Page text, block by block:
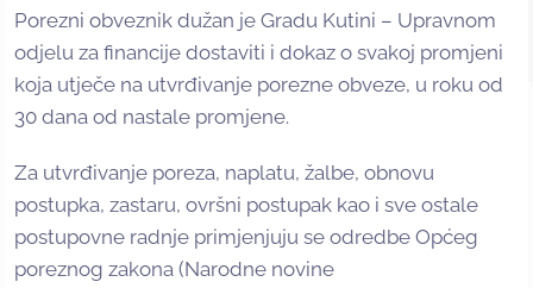
Porezni obveznik dužan je Gradu Kutini – Upravnom
odjelu za financije dostaviti i dokaz o svakoj promjeni
koja utječe na utvrđivanje porezne obveze, u roku od
30 dana od nastale promjene.
Za utvrđivanje poreza, naplatu, žalbe, obnovu
postupka, zastaru, ovršni postupak kao i sve ostale
postupovne radnje primjenjuju se odredbe Općeg
poreznog zakona (Narodne novine